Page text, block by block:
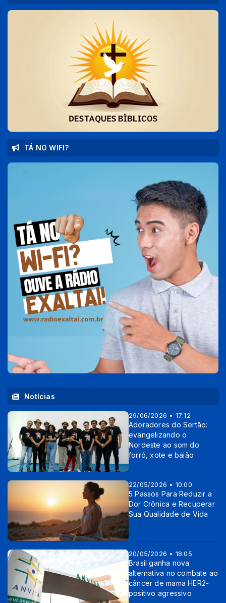
TÁ NO WIFI?
Notícias
29/06/2026 • 17:12
Adoradores do Sertão:
evangelizando o
Nordeste ao som do
forró, xote e baião
22/05/2026 • 10:00
5 Passos Para Reduzir a
Dor Crônica e Recuperar
Sua Qualidade de Vida
20/05/2026 • 18:05
Brasil ganha nova
alternativa no combate ao
câncer de mama HER2-
positivo agressivo